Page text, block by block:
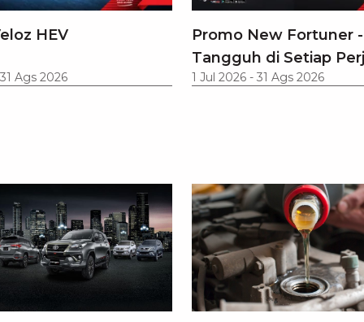
HEV
31 Ags 2026
Promo New Fortuner -
Tangguh di Setiap
1 Jul 2026 - 31 Ags 2026